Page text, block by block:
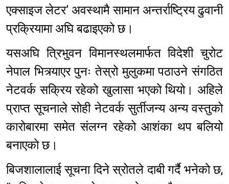
एक्साइज लेटर’ अवस्थामै सामान अन्तर्राष्ट्रिय ढुवानी
प्रक्रियामा अघि बढाइएको छ।
यसअघि त्रिभुवन विमानस्थलमार्फत विदेशी चुरोट
नेपाल भित्र्याएर पुनः तेस्रो मुलुकमा पठाउने संगठित
नेटवर्क सक्रिय रहेको खुलासा भएको थियो। अहिले
प्राप्त सूचनाले सोही नेटवर्क सुर्तीजन्य अन्य वस्तुको
कारोबारमा समेत संलग्न रहेको आशंका थप बलियो
बनाएको छ।
बिजशालालाई सूचना दिने स्रोतले दाबी गर्दै भनेको छ,